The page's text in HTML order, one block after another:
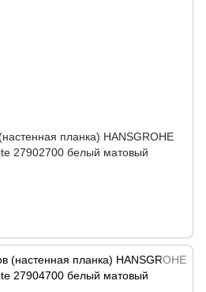
планка) HANSGROHE
27902700 белый матовый